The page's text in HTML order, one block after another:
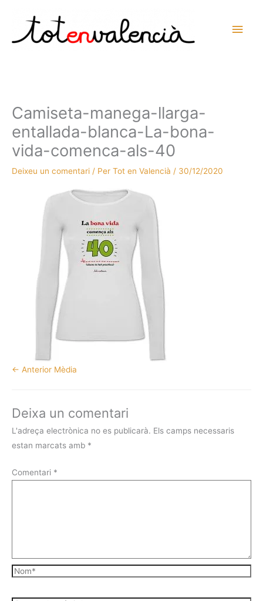
contingut
Camiseta-manega-llarga-
entallada-blanca-La-bona-
vida-comenca-als-40
Deixeu un comentari / Per Tot en Valencià / 30/12/2020
← Anterior Mèdia
Deixa un comentari
L'adreça electrònica no es publicarà. Els camps necessaris
estan marcats amb *
Comentari *
Nom*